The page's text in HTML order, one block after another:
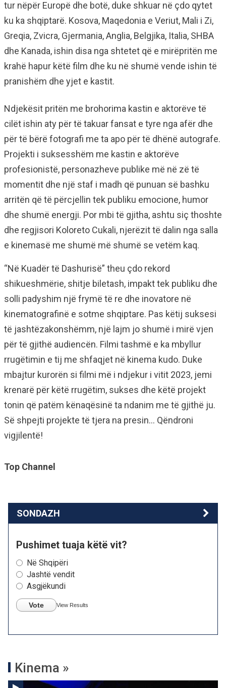
tur nëpër Europë dhe botë, duke shkuar në çdo qytet
ku ka shqiptarë. Kosova, Maqedonia e Veriut, Mali i Zi,
Greqia, Zvicra, Gjermania, Anglia, Belgjika, Italia, SHBA
dhe Kanada, ishin disa nga shtetet që e mirëpritën me
krahë hapur këtë film dhe ku në shumë vende ishin të
pranishëm dhe yjet e kastit.
Ndjekësit pritën me brohorima kastin e aktorëve të
cilët ishin aty për të takuar fansat e tyre nga afër dhe
për të bërë fotografi me ta apo për të dhënë autografe.
Projekti i suksesshëm me kastin e aktorëve
profesionistë, personazheve publike më në zë të
momentit dhe një staf i madh që punuan së bashku
arritën që të përcjellin tek publiku emocione, humor
dhe shumë energji. Por mbi të gjitha, ashtu siç thoshte
dhe regjisori Koloreto Cukali, njerëzit të dalin nga salla
e kinemasë me shumë më shumë se vetëm kaq.
“Në Kuadër të Dashurisë” theu çdo rekord
shikueshmërie, shitje biletash, impakt tek publiku dhe
solli padyshim një frymë të re dhe inovatore në
kinematografinë e sotme shqiptare. Pas këtij suksesi
të jashtëzakonshëmm, një lajm jo shumë i mirë vjen
për të gjithë audiencën. Filmi tashmë e ka mbyllur
rrugëtimin e tij me shfaqjet në kinema kudo. Duke
mbajtur kurorën si filmi më i ndjekur i vitit 2023, jemi
krenarë për këtë rrugëtim, sukses dhe këtë projekt
tonin që patëm kënaqësinë ta ndanim me të gjithë ju.
Së shpejti projekte të tjera na presin… Qëndroni
vigjilentë!
Top Channel
SONDAZH
Pushimet tuaja këtë vit?
Në Shqipëri
Jashtë vendit
Asgjëkundi
Vote View Results
Kinema »